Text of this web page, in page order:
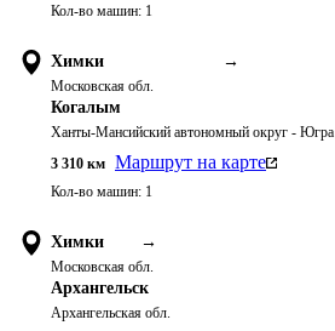
Кол-во машин: 1
Химки →
Московская обл.
Когалым
Ханты-Мансийский автономный округ - Югра
3 310 км Маршрут на карте
Кол-во машин: 1
Химки →
Московская обл.
Архангельск
Архангельская обл.